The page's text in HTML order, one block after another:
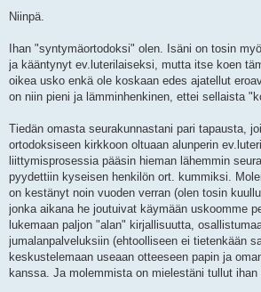
Niinpä.
Ihan "syntymäortodoksi" olen. Isäni on tosin
ja kääntynyt ev.luterilaiseksi, mutta itse koen
oikea usko enkä ole koskaan edes ajatellut
on niin pieni ja lämminhenkinen, ettei sellaista
Tiedän omasta seurakunnastani pari tapausta,
ortodoksiseen kirkkoon oltuaan alunperin
liittymisprosessia pääsin hieman lähemmin
pyydettiin kyseisen henkilön ort. kummiksi.
on kestänyt noin vuoden verran (olen tosin
jonka aikana he joutuivat käymään uskoomme
lukemaan paljon "alan" kirjallisuutta,
jumalanpalveluksiin (ehtoolliseen ei tietenkään
keskustelemaan useaan otteeseen papin ja
kanssa. Ja molemmista on mielestäni tullut